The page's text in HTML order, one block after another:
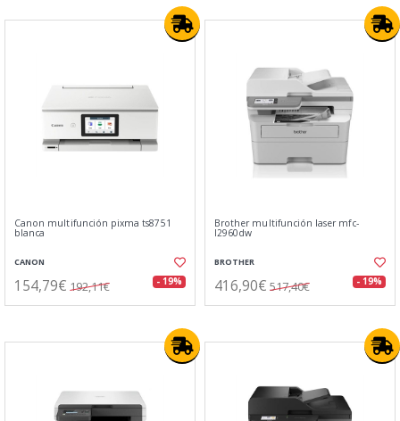
Canon multifunción pixma ts8751
blanca
CANON
154,79€ 192,11€ - 19%
Brother multifunción laser mfc-
l2960dw
BROTHER
416,90€ 517,40€ - 19%